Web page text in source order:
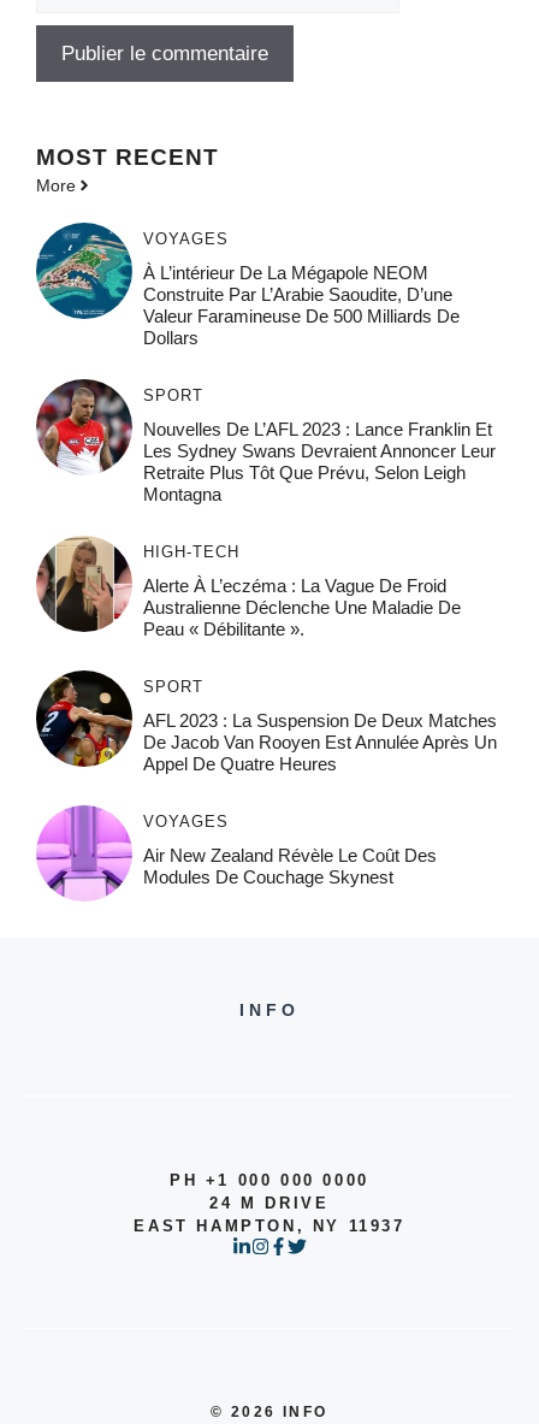
MOST RECENT
More
VOYAGES
À L’intérieur De La Mégapole NEOM
Construite Par L’Arabie Saoudite, D’une
Valeur Faramineuse De 500 Milliards De
Dollars
SPORT
Nouvelles De L’AFL 2023 : Lance Franklin Et
Les Sydney Swans Devraient Annoncer Leur
Retraite Plus Tôt Que Prévu, Selon Leigh
Montagna
HIGH-TECH
Alerte À L’eczéma : La Vague De Froid
Australienne Déclenche Une Maladie De
Peau « Débilitante ».
SPORT
AFL 2023 : La Suspension De Deux Matches
De Jacob Van Rooyen Est Annulée Après Un
Appel De Quatre Heures
VOYAGES
Air New Zealand Révèle Le Coût Des
Modules De Couchage Skynest
INFO
PH +1 000 000 0000
24 M DRIVE
EAST HAMPTON, NY 11937
© 2026 INFO